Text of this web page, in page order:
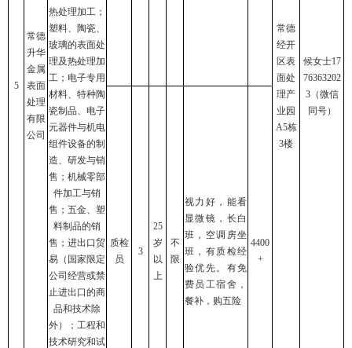
5
常德
升华
金属
表面
处理
有限
公司
热处理加工；
塑料、陶瓷、
玻璃的表面处
理及热处理加
工；电子专用
材料、特种陶
瓷制品、电子
元器件与机电
组件设备的制
造、研发与销
售；机械零部
件加工与销
售；五金、塑
料制品的销
售；进出口贸
易（国家限定
公司经营或禁
止进出口的商
品和技术除
外）；工程和
技术研究和试
常德
经开
区表
面处
理产
业园
A5栋
3楼
候女士17
76363202
3（微信
同号）
质检
员
3
25
岁
以
上
不
限
视力好，能看
显微镜，长白
班，空调房坐
班，有质检经
验优先。有免
费员工宿舍，
餐补，购五险
4400
+